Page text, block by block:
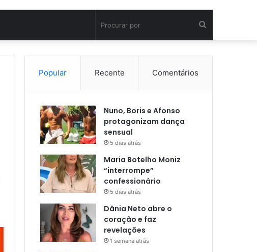
por
Popular Recente Comentários
Nuno, Boris e Afonso
protagonizam dança
sensual
5 dias atrás
Maria Botelho Moniz
“interrompe”
confessionário
5 dias atrás
Dânia Neto abre o
coração e faz
revelações
1 semana atrás